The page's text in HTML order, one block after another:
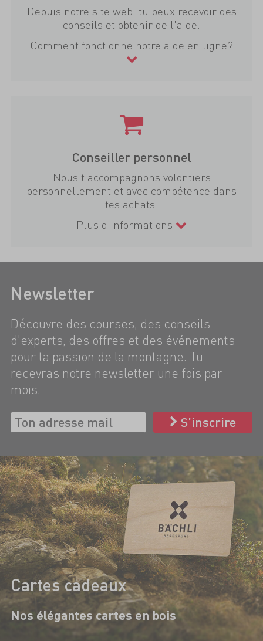
Depuis notre site web, tu peux recevoir des
conseils et obtenir de l'aide.
Comment fonctionne notre aide en ligne?
Conseiller personnel
Nous t'accompagnons volontiers
personnellement et avec compétence dans
tes achats.
Plus d'informations
Newsletter
Découvre des courses, des conseils
d'experts, des offres et des événements
pour ta passion de la montagne. Tu
recevras notre newsletter une fois par
mois.
S’inscrire
Cartes cadeaux
Nos élégantes cartes en bois